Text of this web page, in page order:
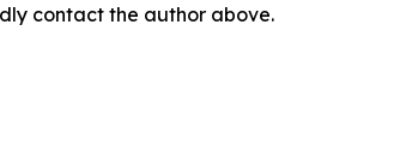
contact the author above.